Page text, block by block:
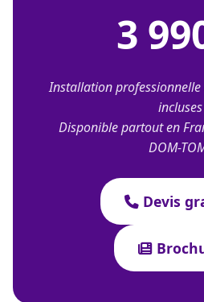
3
Installation
incluses
Disponible partout en
DOM-
Devis